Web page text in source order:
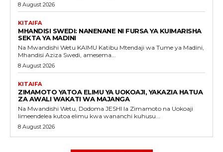
8 August 2026
KITAIFA
MHANDISI SWEDI: NANENANE NI FURSA YA KUIMARISHA
SEKTA YA MADINI
Na Mwandishi Wetu KAIMU Katibu Mtendaji wa Tume ya Madini,
Mhandisi Aziza Swedi, amesema...
8 August 2026
KITAIFA
ZIMAMOTO YATOA ELIMU YA UOKOAJI, YAKAZIA HATUA
ZA AWALI WAKATI WA MAJANGA
Na Mwandishi Wetu, Dodoma JESHI la Zimamoto na Uokoaji
limeendelea kutoa elimu kwa wananchi kuhusu...
8 August 2026